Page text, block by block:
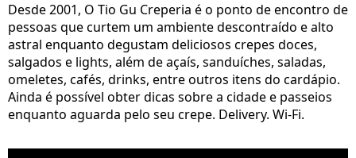
Desde 2001, O Tio Gu Creperia é o ponto de encontro de
pessoas que curtem um ambiente descontraído e alto
astral enquanto degustam deliciosos crepes doces,
salgados e lights, além de açaís, sanduíches, saladas,
omeletes, cafés, drinks, entre outros itens do cardápio.
Ainda é possível obter dicas sobre a cidade e passeios
enquanto aguarda pelo seu crepe.​ Delivery. Wi-Fi.